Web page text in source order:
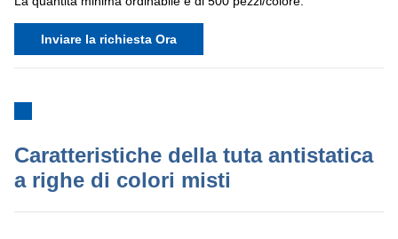
Inviare la richiesta Ora
Caratteristiche della tuta antistatica
a righe di colori misti